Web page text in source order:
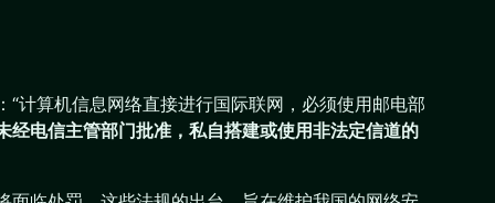
计算机信息网络直接进行国际联网，必须使用邮电部
经电信主管部门批准，私自搭建或使用非法定信道的